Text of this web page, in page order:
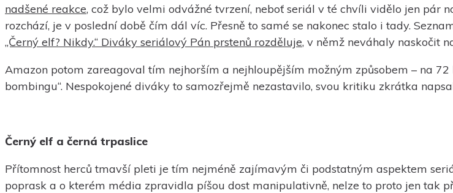
nadšené reakce, což bylo velmi odvážné tvrzení, neboť seriál v té chvíli vidělo jen pár
rozchází, je v poslední době čím dál víc. Přesně to samé se nakonec stalo i tady.
„Černý elf? Nikdy.“ Diváky seriálový Pán prstenů rozděluje, v němž neváhaly naskočit
Amazon potom zareagoval tím nejhorším a nejhloupějším možným způsobem – na
bombingu“. Nespokojené diváky to samozřejmě nezastavilo, svou kritiku zkrátka
Černý elf a černá trpaslice
Přítomnost herců tmavší pleti je tím nejméně zajímavým či podstatným aspektem
poprask a o kterém média zpravidla píšou dost manipulativně, nelze to proto jen tak